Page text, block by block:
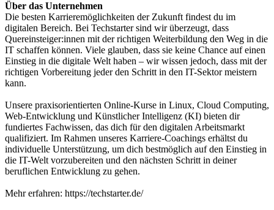
Über das Unternehmen
Die besten Karrieremöglichkeiten der Zukunft findest du im
digitalen Bereich. Bei Techstarter sind wir überzeugt, dass
Quereinsteiger:innen mit der richtigen Weiterbildung den Weg in die
IT schaffen können. Viele glauben, dass sie keine Chance auf einen
Einstieg in die digitale Welt haben – wir wissen jedoch, dass mit der
richtigen Vorbereitung jeder den Schritt in den IT-Sektor meistern
kann.
Unsere praxisorientierten Online-Kurse in Linux, Cloud Computing,
Web-Entwicklung und Künstlicher Intelligenz (KI) bieten dir
fundiertes Fachwissen, das dich für den digitalen Arbeitsmarkt
qualifiziert. Im Rahmen unseres Karriere-Coachings erhältst du
individuelle Unterstützung, um dich bestmöglich auf den Einstieg in
die IT-Welt vorzubereiten und den nächsten Schritt in deiner
beruflichen Entwicklung zu gehen.
Mehr erfahren: https://techstarter.de/